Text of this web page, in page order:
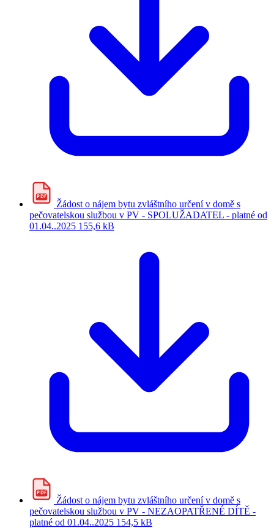
PDF
Žádost o nájem bytu zvláštního určení v domě s
pečovatelskou službou v PV - SPOLUŽADATEL - platné od
01.04..2025 155,6 kB
PDF
Žádost o nájem bytu zvláštního určení v domě s
pečovatelskou službou v PV - NEZAOPATŘENÉ DÍTĚ -
platné od 01.04..2025 154,5 kB